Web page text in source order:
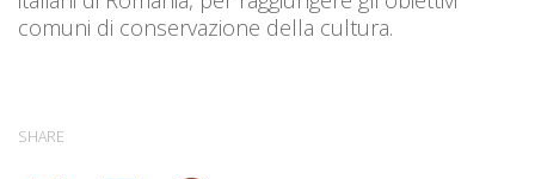
comuni di conservazione della cultura.
SHARE